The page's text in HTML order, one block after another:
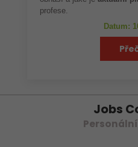
profese.
Datum:
Jobs